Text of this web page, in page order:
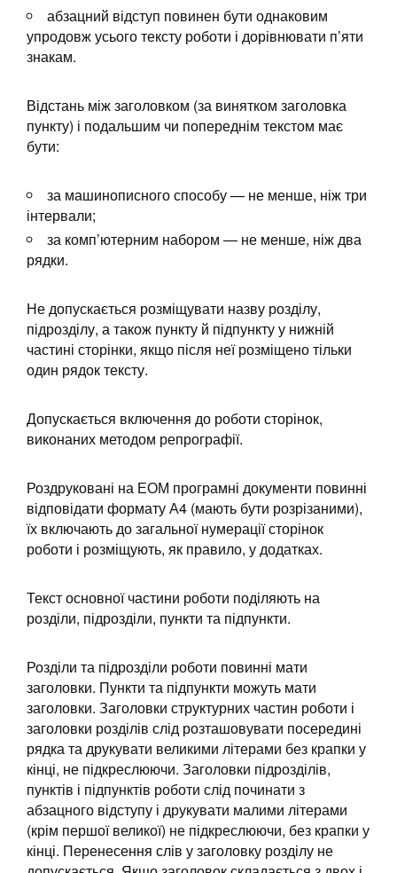
абзацний відступ повинен бути однаковим
упродовж усього тексту роботи і дорівнювати п’яти
знакам.
Відстань між заголовком (за винятком заголовка
пункту) і подальшим чи попереднім текстом має
бути:
за машинописного способу — не менше, ніж три
інтервали;
за комп’ютерним набором — не менше, ніж два
рядки.
Не допускається розміщувати назву розділу,
підрозділу, а також пункту й підпункту у нижній
частині сторінки, якщо після неї розміщено тільки
один рядок тексту.
Допускається включення до роботи сторінок,
виконаних методом репрографії.
Роздруковані на ЕОМ програмні документи повинні
відповідати формату А4 (мають бути розрізаними),
їх включають до загальної нумерації сторінок
роботи і розміщують, як правило, у додатках.
Текст основної частини роботи поділяють на
розділи, підрозділи, пункти та підпункти.
Розділи та підрозділи роботи повинні мати
заголовки. Пункти та підпункти можуть мати
заголовки. Заголовки структурних частин роботи і
заголовки розділів слід розташовувати посередині
рядка та друкувати великими літерами без крапки у
кінці, не підкреслюючи. Заголовки підрозділів,
пунктів і підпунктів роботи слід починати з
абзацного відступу і друкувати малими літерами
(крім першої великої) не підкреслюючи, без крапки у
кінці. Перенесення слів у заголовку розділу не